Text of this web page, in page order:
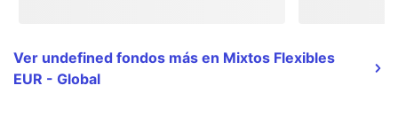
Ver undefined fondos más en Mixtos Flexibles
EUR - Global